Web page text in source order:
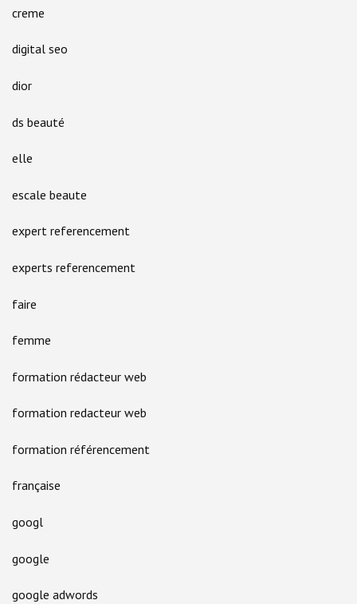
creme
digital seo
dior
ds beauté
elle
escale beaute
expert referencement
experts referencement
faire
femme
formation rédacteur web
formation redacteur web
formation référencement
française
googl
google
google adwords